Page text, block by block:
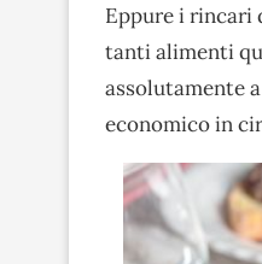
Eppure i rincari
tanti alimenti
assolutamente
economico in